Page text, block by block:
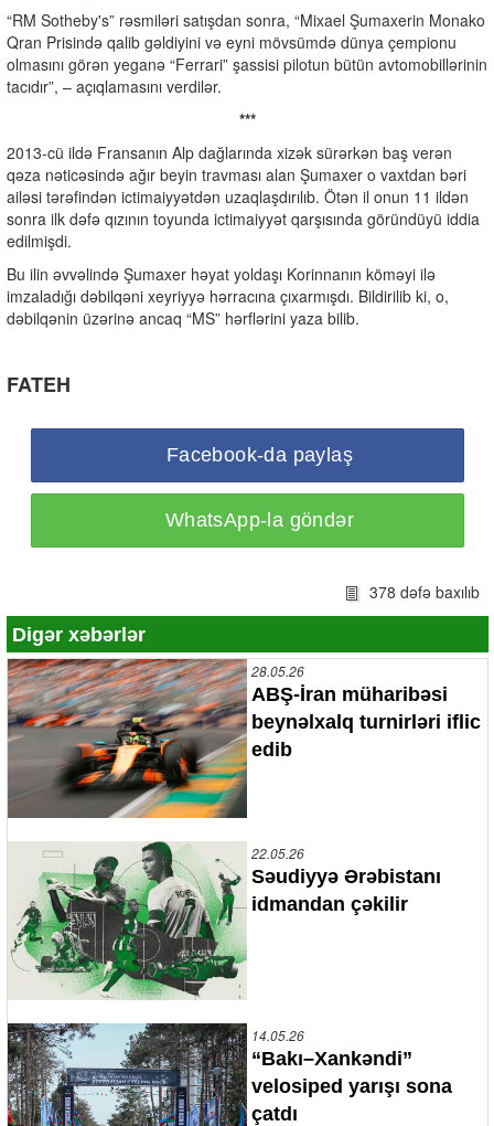
“RM Sotheby's” rəsmiləri satışdan sonra, “Mixael Şumaxerin Monako
Qran Prisində qalib gəldiyini və eyni mövsümdə dünya çempionu
olmasını görən yeganə “Ferrari” şassisi pilotun bütün avtomobillərinin
tacıdır”, – açıqlamasını verdilər.
***
2013-cü ildə Fransanın Alp dağlarında xizək sürərkən baş verən
qəza nəticəsində ağır beyin travması alan Şumaxer o vaxtdan bəri
ailəsi tərəfindən ictimaiyyətdən uzaqlaşdırılıb. Ötən il onun 11 ildən
sonra ilk dəfə qızının toyunda ictimaiyyət qarşısında göründüyü iddia
edilmişdi.
Bu ilin əvvəlində Şumaxer həyat yoldaşı Korinnanın köməyi ilə
imzaladığı dəbilqəni xeyriyyə hərracına çıxarmışdı. Bildirilib ki, o,
dəbilqənin üzərinə ancaq “MS” hərflərini yaza bilib.
FATEH
Facebook-da paylaş
WhatsApp-la göndər
378 dəfə baxılıb
Digər xəbərlər
28.05.26
ABŞ-İran müharibəsi
beynəlxalq turnirləri iflic
edib
22.05.26
Səudiyyə Ərəbistanı
idmandan çəkilir
14.05.26
“Bakı–Xankəndi”
velosiped yarışı sona
çatdı